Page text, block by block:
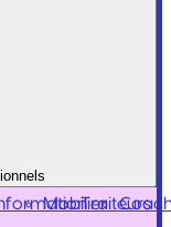
MobilierTraiteurs